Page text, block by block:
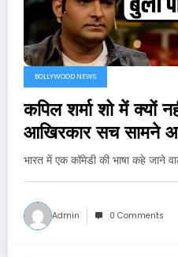
BOLLYWOOD NEWS
कपिल शर्मा शो में
आखिरकार सच सामने आ
भारत में एक कॉमेडी की भाषा कहे जाने
Admin 0 Comments